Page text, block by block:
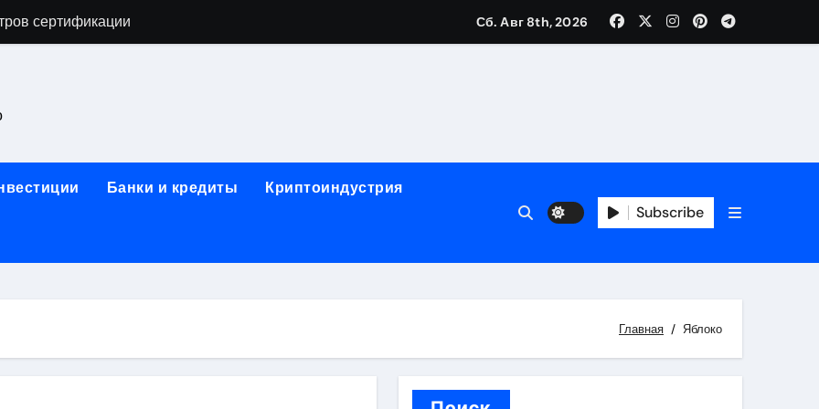
сертификации
и электрооборудование для ногтевого сервиса, наращивания ресниц и депиляции
базальтового теплоизоляционного шнура разных диаметров
для освоения актуальных профессий онлайн
Сб. Авг 8th, 2026
Банки и кредиты Криптоиндустрия
Subscribe
Главная Яблоко